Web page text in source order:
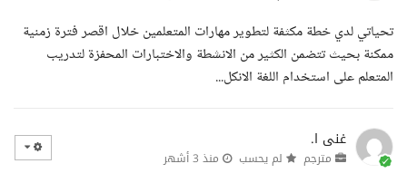
تحياتي لدي خطة مكثفة لتطوير مهارات المتعلمين خلال اقصر فترة زمنية
ممكنة بحيث تتضمن الكثير من الانشطة والاختبارات المحفزة لتدريب
المتعلم على استخدام اللغة الانكل...
غنى ا.
مترجم لم يحسب منذ 3 أشهر